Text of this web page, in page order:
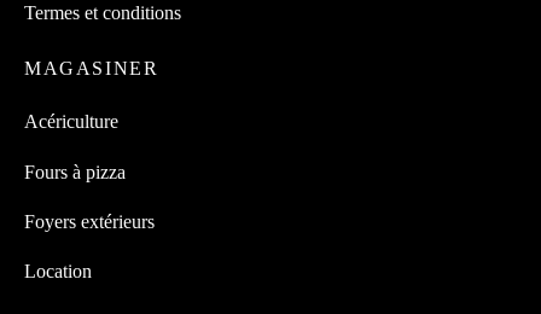
Termes et conditions
MAGASINER
Acériculture
Fours à pizza
Foyers extérieurs
Location